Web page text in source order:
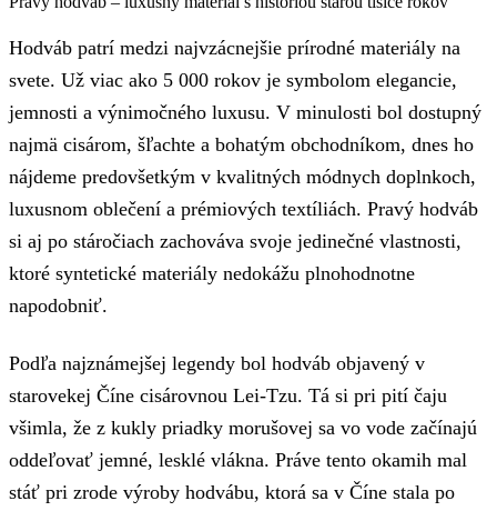
Hodváb patrí medzi najvzácnejšie prírodné materiály na
svete. Už viac ako 5 000 rokov je symbolom elegancie,
jemnosti a výnimočného luxusu. V minulosti bol dostupný
najmä cisárom, šľachte a bohatým obchodníkom, dnes ho
nájdeme predovšetkým v kvalitných módnych doplnkoch,
luxusnom oblečení a prémiových textíliách. Pravý hodváb
si aj po stáročiach zachováva svoje jedinečné vlastnosti,
ktoré syntetické materiály nedokážu plnohodnotne
napodobniť.
Podľa najznámejšej legendy bol hodváb objavený v
starovekej Číne cisárovnou Lei-Tzu. Tá si pri pití čaju
všimla, že z kukly priadky morušovej sa vo vode začínajú
oddeľovať jemné, lesklé vlákna. Práve tento okamih mal
stáť pri zrode výroby hodvábu, ktorá sa v Číne stala po